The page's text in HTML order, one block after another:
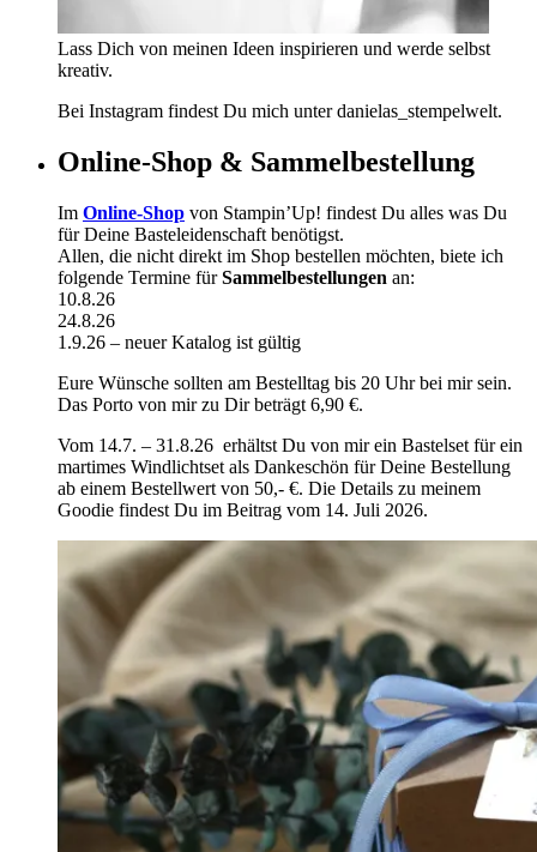
Lass Dich von meinen Ideen inspirieren und werde selbst
kreativ.
Bei Instagram findest Du mich unter danielas_stempelwelt.
Online-Shop & Sammelbestellung
Im Online-Shop von Stampin’Up! findest Du alles was Du
für Deine Basteleidenschaft benötigst.
Allen, die nicht direkt im Shop bestellen möchten, biete ich
folgende Termine fürSammelbestellungen an:
10.8.26
24.8.26
1.9.26 – neuer Katalog ist gültig
Eure Wünsche sollten am Bestelltag bis 20 Uhr bei mir sein.
Das Porto von mir zu Dir beträgt 6,90 €.
Vom 14.7. – 31.8.26 erhältst Du von mir ein Bastelset für ein
martimes Windlichtset als Dankeschön für Deine Bestellung
ab einem Bestellwert von 50,- €. Die Details zu meinem
Goodie findest Du im Beitrag vom 14. Juli 2026.